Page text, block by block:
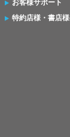
お客様サポート
特約店様・書店